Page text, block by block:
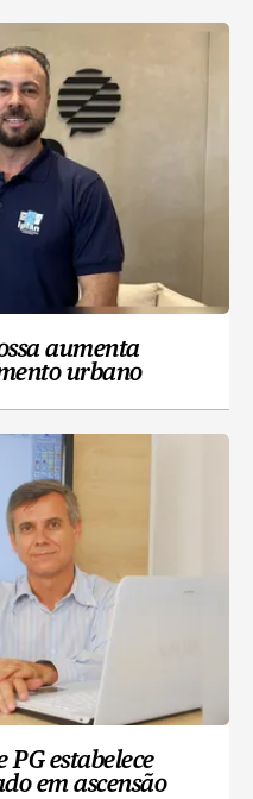
aumenta
urbano
estabelece
em ascensão